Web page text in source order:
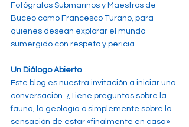
Fotógrafos Submarinos y Maestros de
Buceo como Francesco Turano, para
quienes desean explorar el mundo
sumergido con respeto y pericia.
Un Diálogo Abierto
Este blog es nuestra invitación a iniciar una
conversación. ¿Tiene preguntas sobre la
fauna, la geología o simplemente sobre la
sensación de estar «finalmente en casa»